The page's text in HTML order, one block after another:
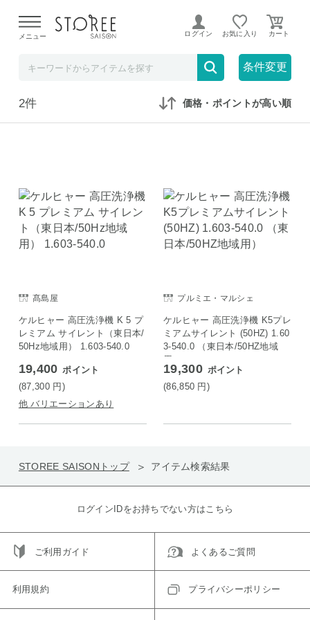
よる配送遅延が発生しております。
メニュー ログイン お気に入り
条件変更
在庫なしも表示 セール対象のみ
2件 価格・ポイントが高い順
髙島屋
ケルヒャー 高圧洗浄機 K 5 プ
レミアム サイレント（東日本/
50Hz地域用） 1.603-540.0
19,400 ポイント
(87,300 円)
他 バリエーションあり
プルミエ・マルシェ
ケルヒャー 高圧洗浄機 K5プレ
ミアムサイレント (50HZ) 1.60
3-540.0 （東日本/50HZ地域
用）
19,300 ポイント
(86,850 円)
STOREE SAISONトップ アイテム検索結果
ログインIDをお持ちでない方はこちら
ご利用ガイド よくあるご質問
利用規約 プライバシーポリシー